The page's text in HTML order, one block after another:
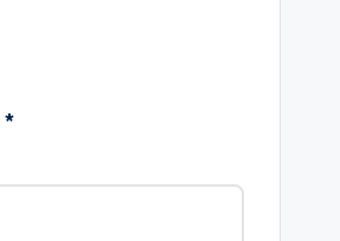
*